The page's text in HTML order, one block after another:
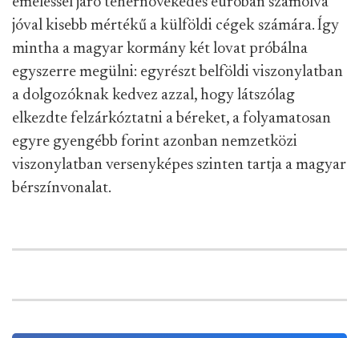
jóval kisebb mértékű a külföldi cégek számára. Így
mintha a magyar kormány két lovat próbálna
egyszerre megülni: egyrészt belföldi viszonylatban
a dolgozóknak kedvez azzal, hogy látszólag
elkezdte felzárkóztatni a béreket, a folyamatosan
egyre gyengébb forint azonban nemzetközi
viszonylatban versenyképes szinten tartja a magyar
bérszínvonalat.